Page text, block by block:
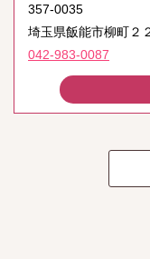
357-0035
埼玉県飯能市柳町
042-983-0087